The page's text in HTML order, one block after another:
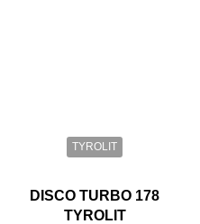
TYROLIT
DISCO TURBO 178
TYROLIT